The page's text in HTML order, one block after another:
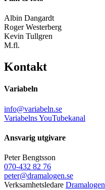
Albin Dangardt
Roger Westerberg
Kevin Tullgren
M.fl.
Kontakt
Variabeln
info@variabeln.se
Variabelns YouTubekanal
Ansvarig utgivare
Peter Bengtsson
070-432 82 76
peter@dramalogen.se
Verksamhetsledare Dramalogen